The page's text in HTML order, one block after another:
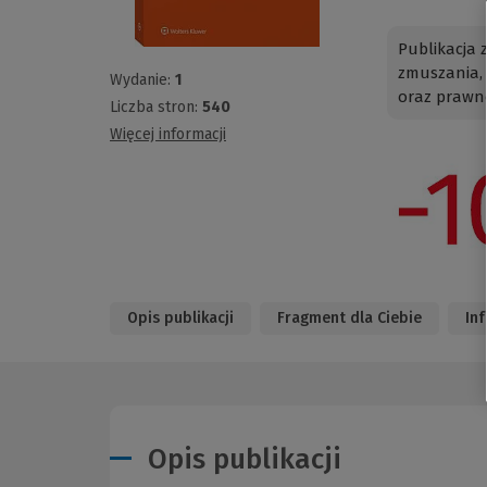
Wydanie: 1
Liczba stron: 540
Więcej informacji
Publikacja
oraz
Opis publikacji Fragment dla Ciebie
Opis publikacji